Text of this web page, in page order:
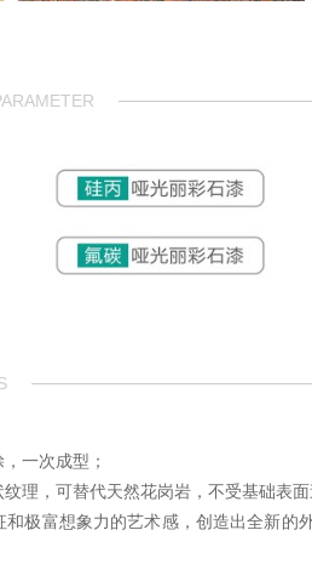
一次成型；
理，可替代天然花岗岩，不受基础表
极富想象力的艺术感，创造出全新的